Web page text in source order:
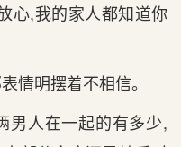
心,我的家人都知道你
情明摆着不相信。
男人在一起的有多少,